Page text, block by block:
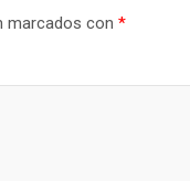
marcados con *